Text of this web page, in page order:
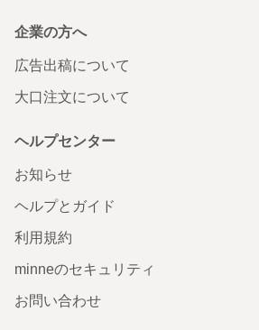
企業の方へ
広告出稿について
大口注文について
ヘルプセンター
お知らせ
ヘルプとガイド
利用規約
minneのセキュリティ
お問い合わせ